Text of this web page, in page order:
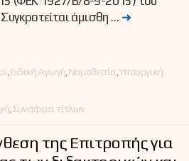
άμισθη … ➜
Ειδική Αγωγή Νομοθεσία Υπουργική
Συνάφεια τίτλων
της Επιτροπής για